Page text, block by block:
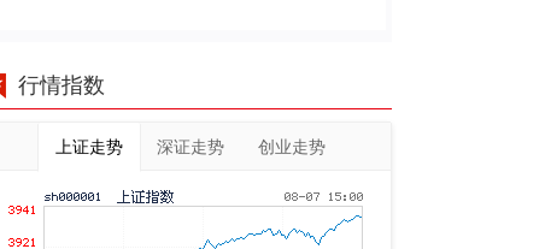
行情指数
上证走势 深证走势 创业走势